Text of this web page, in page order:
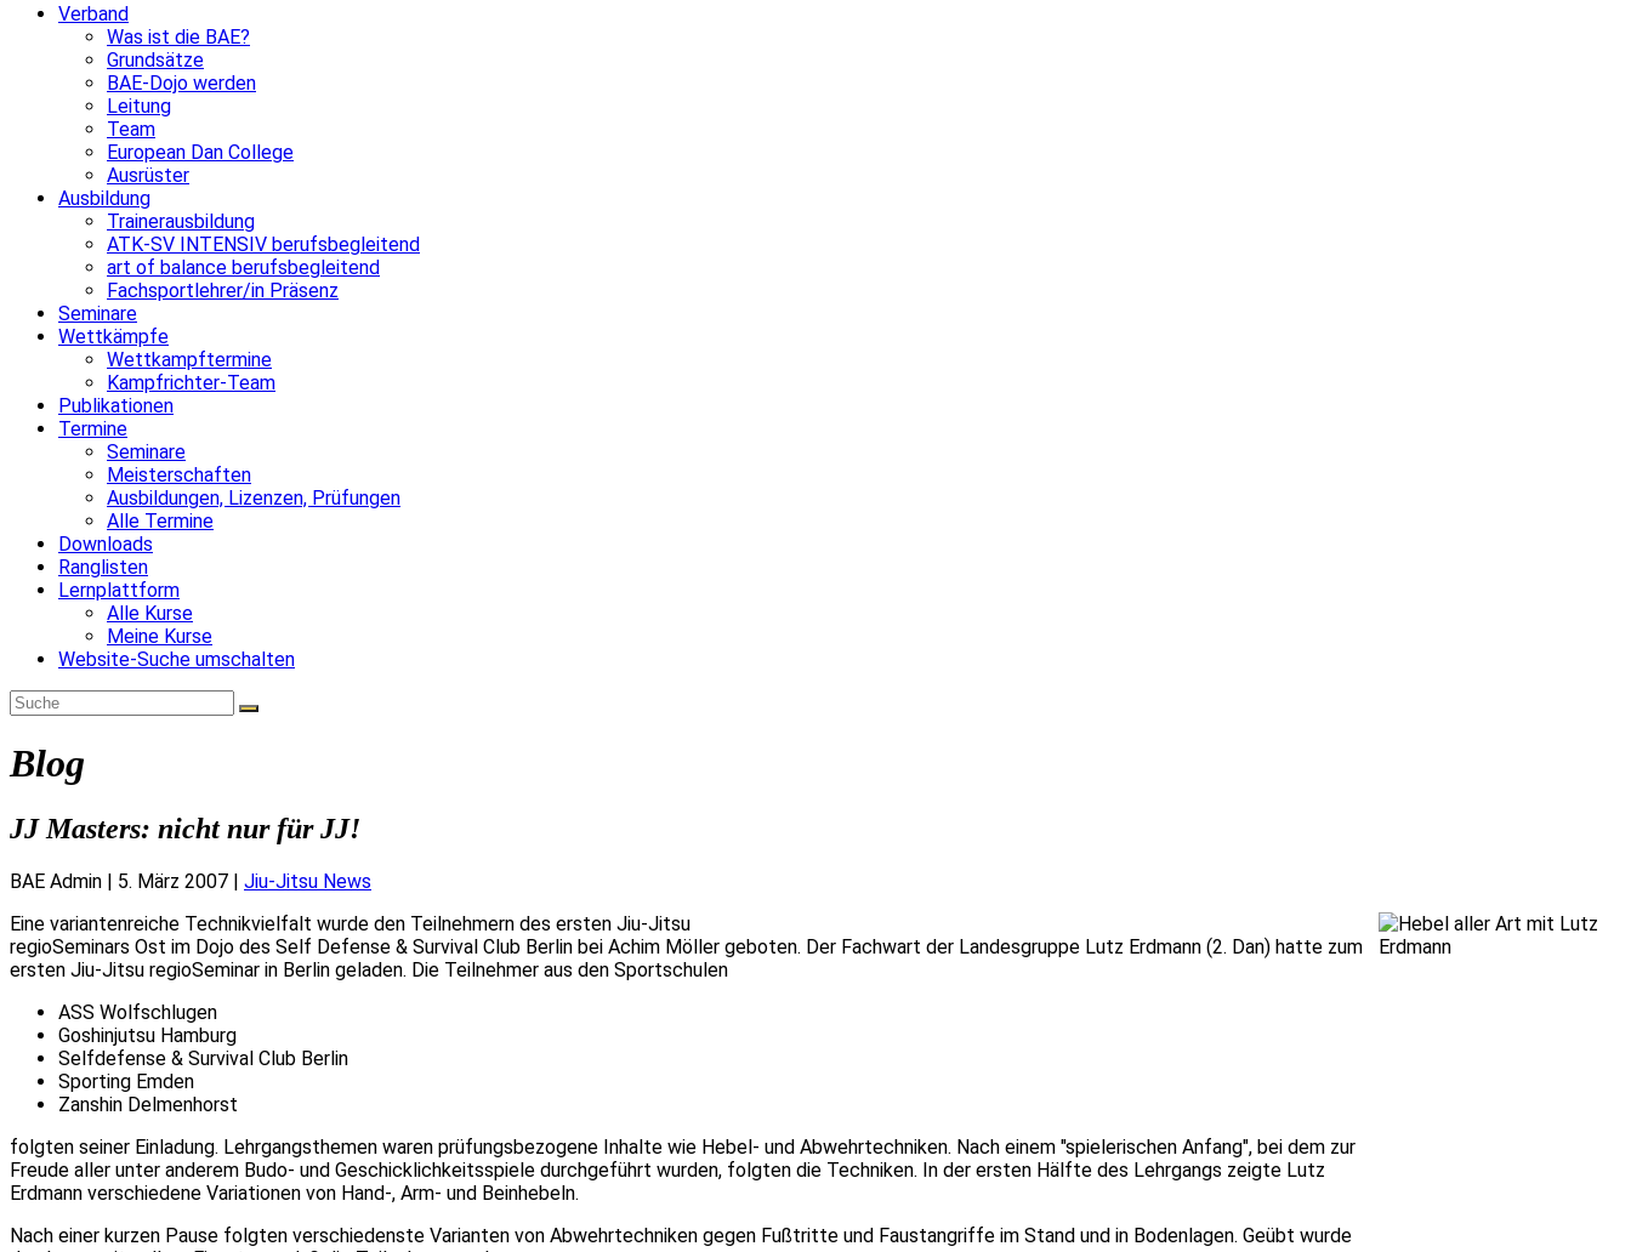
Verband
Was ist die BAE?
Grundsätze
BAE-Dojo werden
Leitung
Team
European Dan College
Ausrüster
Ausbildung
Trainerausbildung
ATK-SV INTENSIV berufsbegleitend
art of balance berufsbegleitend
Fachsportlehrer/in Präsenz
Seminare
Wettkämpfe
Wettkampftermine
Kampfrichter-Team
Publikationen
Termine
Seminare
Meisterschaften
Ausbildungen, Lizenzen, Prüfungen
Alle Termine
Downloads
Ranglisten
Lernplattform
Alle Kurse
Meine Kurse
Website-Suche umschalten
Blog
JJ Masters: nicht nur für JJ!
BAE Admin | 5. März 2007 | Jiu-Jitsu News
Eine variantenreiche Technikvielfalt wurde den Teilnehmern des ersten Jiu-Jitsu
regioSeminars Ost im Dojo des Self Defense & Survival Club Berlin bei Achim Möller geboten. Der Fachwart der Landesgruppe Lutz Erdmann (2. Dan) hatte zum
ersten Jiu-Jitsu regioSeminar in Berlin geladen. Die Teilnehmer aus den Sportschulen
ASS Wolfschlugen
Goshinjutsu Hamburg
Selfdefense & Survival Club Berlin
Sporting Emden
Zanshin Delmenhorst
folgten seiner Einladung. Lehrgangsthemen waren prüfungsbezogene Inhalte wie Hebel- und Abwehrtechniken. Nach einem "spielerischen Anfang", bei dem zur
Freude aller unter anderem Budo- und Geschicklichkeitsspiele durchgeführt wurden, folgten die Techniken. In der ersten Hälfte des Lehrgangs zeigte Lutz
Erdmann verschiedene Variationen von Hand-, Arm- und Beinhebeln.
Nach einer kurzen Pause folgten verschiedenste Varianten von Abwehrtechniken gegen Fußtritte und Faustangriffe im Stand und in Bodenlagen. Geübt wurde